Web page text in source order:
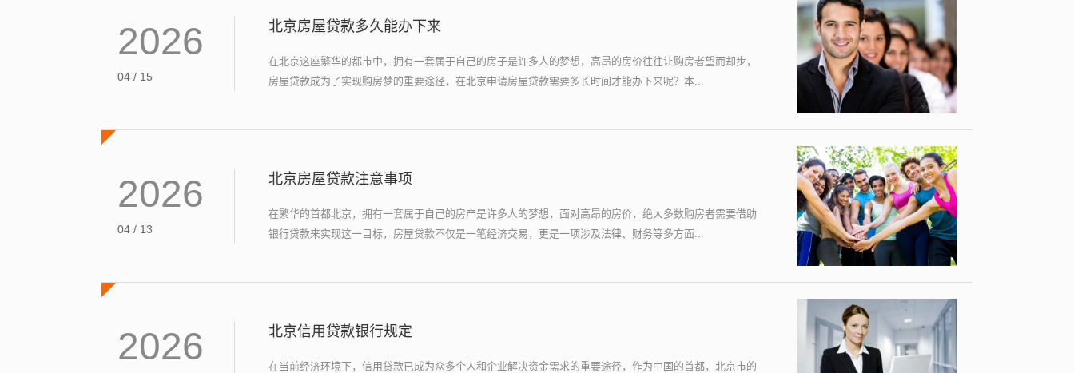
2026
04 / 15
北京房屋贷款多久能办下来
在北京这座繁华的都市中，拥有一套属于自己的房子是许多人的梦想，高昂的房价往往让购房者望而却步，
房屋贷款成为了实现购房梦的重要途径，在北京申请房屋贷款需要多长时间才能办下来呢？本...
2026
04 / 13
北京房屋贷款注意事项
在繁华的首都北京，拥有一套属于自己的房产是许多人的梦想，面对高昂的房价，绝大多数购房者需要借助
银行贷款来实现这一目标，房屋贷款不仅是一笔经济交易，更是一项涉及法律、财务等多方面...
2026 北京信用贷款银行规定
在当前经济环境下，信用贷款已成为众多个人和企业解决资金需求的重要途径，作为中国的首都，北京市的